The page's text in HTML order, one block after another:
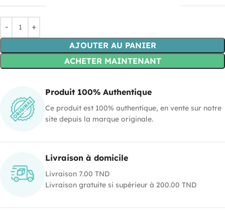
AJOUTER AU PANIER
ACHETER MAINTENANT
Produit 100% Authentique
Ce produit est 100% authentique, en vente sur notre
site depuis la marque originale.
Livraison à domicile
Livraison 7.00 TND
Livraison gratuite si supérieur à 200.00 TND